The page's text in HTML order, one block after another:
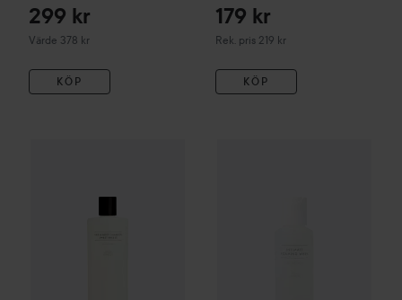
299 kr
Värde 378 kr
KÖP
179 kr
Rek. pris 219 kr
Rekommenderat pris 219 kr
KÖP